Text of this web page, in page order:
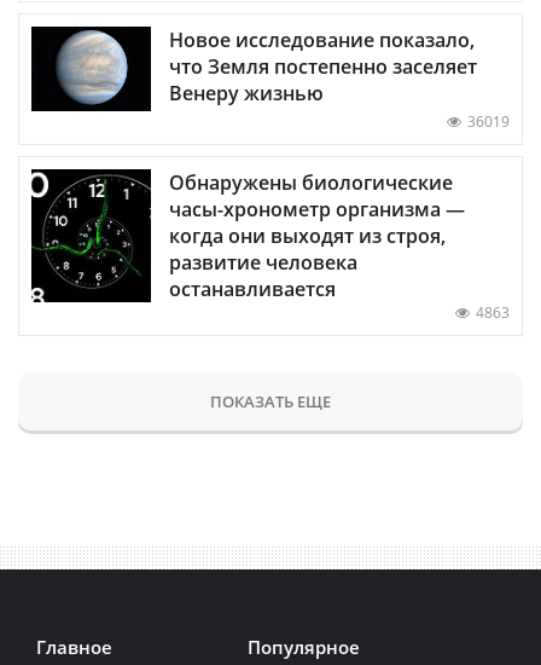
Новое исследование показало,
что Земля постепенно заселяет
Венеру жизнью
36019
Обнаружены биологические
часы-хронометр организма —
когда они выходят из строя,
развитие человека
останавливается
4863
ПОКАЗАТЬ ЕЩЕ
Главное Популярное